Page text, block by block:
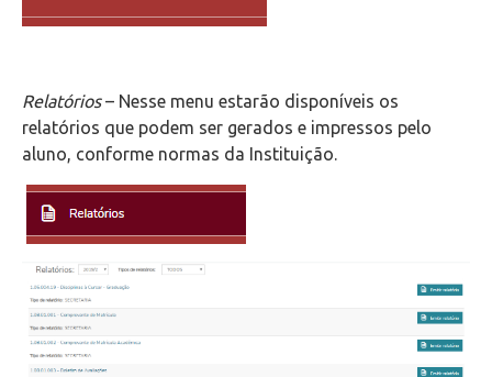
Relatórios– Nesse menu estarão disponíveis os
relatórios que podem ser gerados e impressos pelo
aluno, conforme normas da Instituição.